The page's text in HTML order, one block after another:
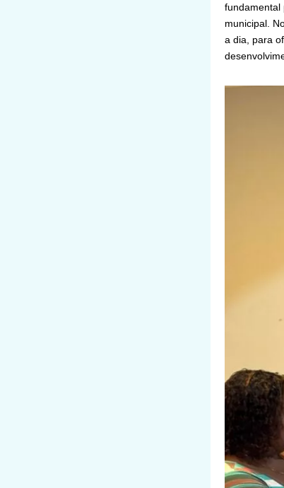
fundamental
municipal.
a dia, para